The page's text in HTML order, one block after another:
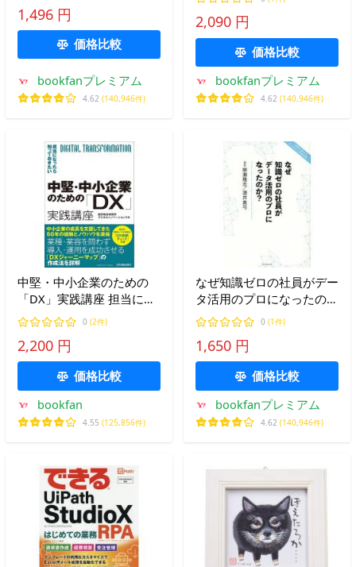
山吉報
1,496 円
価格比較
bookfanプレミアム
4.62 (140,946件)
戦略/亀田重幸/進藤圭
2,090 円
価格比較
bookfanプレミアム
4.62 (140,946件)
中堅・中小企業のための
「DX」実践講座 担当にな
ったら知っておきたい/船
井総合研究所デジタルイノ
ベーションラボ
0 (2件)
2,200 円
価格比較
bookfan
4.55 (125,856件)
なぜ知識ゼロの社員がデー
タ活用のプロになったの
か? 現場を変えるデジタル
人材育成術/柳瀬隆志/酒井
真弓
0 (1件)
1,650 円
価格比較
bookfanプレミアム
4.62 (140,946件)